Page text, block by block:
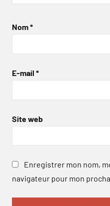
Nom*
E-mail *
Site web
Enregistrer mon nom,
navigateur pour mon